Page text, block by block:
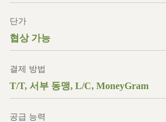
단가
협상 가능
결제 방법
T/T, 서부 동맹, L/C, MoneyGram
공급 능력